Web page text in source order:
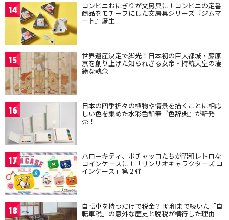
14 コンビニおにぎりが文房具に！コンビニの定番
商品をモチーフにした文房具シリーズ『ジムマ
ート』誕生
15 世界遺産決定で脚光！日本初の巨大都城・藤原
京を創り上げた知られざる女帝・持統天皇の凄
絶な執念
16 日本の四季折々の植物や情景を描くことに相応
しい色を集めた水彩色鉛筆『色辞典』が新発
売！
17 ハローキティ、ポチャッコたちが昭和レトロな
コインケースに！「サンリオキャラクターズ コ
インケース」第２弾
18 自転車を持つだけで税金？ 昭和まで続いた「自
転車税」の意外な歴史と脱税が横行した理由